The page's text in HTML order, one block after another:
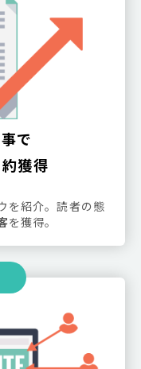
で
獲得
を紹介。読者の態
を獲得。